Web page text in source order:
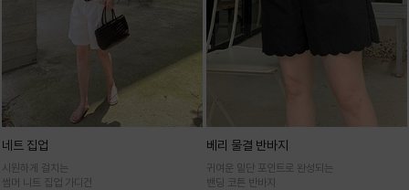
네트 집업
시원하게 걸치는
썸머 니트 집업 가디건
베리 물결 반바지
귀여운 밑단 포인트로 완성되는
밴딩 코튼 반바지